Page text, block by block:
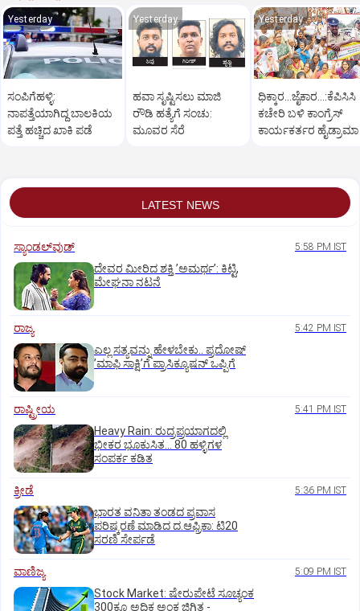
Yesterday
ಸಂಪಿಗೆಹಳ್ಳಿ:
ನಾಪತ್ತೆಯಾಗಿದ್ದ ಬಾಲಕಿಯ
ಪತ್ತೆ ಹಚ್ಚಿದ ಖಾಕಿ ಪಡೆ
Yesterday
ಹವಾ ಸೃಷ್ಟಿಸಲು ಮಾಜಿ
ರೌಡಿ ಹತ್ಯೆಗೆ ಸಂಚು:
ಮೂವರ ಸೆರೆ
Yesterday
ಧಿಕ್ಕಾರ...ಜೈಕಾರ...:ಕೆಪಿಸಿಸಿ
ಕಚೇರಿ ಬಳಿ ಕಾಂಗ್ರೆಸ್‌
ಕಾರ್ಯಕರ್ತರ ಹೈಡ್ರಾಮಾ
LATEST NEWS
ಸ್ಯಾಂಡಲ್‌ವುಡ್‌ 5:58 PM IST
ದೇವರ ಮೀರಿದ ಶಕ್ತಿ ʼಅಮರ್ಥʼ: ಕಿಟ್ಟಿ,
ಮೇಘನಾ ನಟನೆ
ರಾಜ್ಯ 5:42 PM IST
ಎಲ್ಲ ಸತ್ಯವನ್ನು ಹೇಳಬೇಕು.. ಪ್ರದೋಷ್‌
ʼಮಾಫಿ ಸಾಕ್ಷಿʼಗೆ ಪ್ರಾಸಿಕ್ಯೂಷನ್ ಒಪ್ಪಿಗೆ
ರಾಷ್ಟ್ರೀಯ 5:41 PM IST
Heavy Rain: ರುದ್ರಪ್ರಯಾಗದಲ್ಲಿ
ಭೀಕರ ಭೂಕುಸಿತ... 80 ಹಳ್ಳಿಗಳ
ಸಂಪರ್ಕ ಕಡಿತ
ಕ್ರೀಡೆ 5:36 PM IST
ಭಾರತ ವನಿತಾ ತಂಡದ ಪ್ರವಾಸ
ಪರಿಷ್ಕರಣೆ ಮಾಡಿದ ದ.ಆಫ್ರಿಕಾ: ಟಿ20
ಸರಣಿ ಸೇರ್ಪಡೆ
ವಾಣಿಜ್ಯ 5:09 PM IST
Stock Market: ಷೇರುಪೇಟೆ ಸೂಚ್ಯಂಕ
300ಕ್ಕೂ ಅಧಿಕ ಅಂಕ ಜಿಗಿತ -